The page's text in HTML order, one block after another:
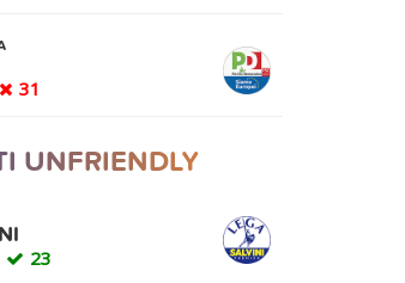
31
UNFRIENDLY
23